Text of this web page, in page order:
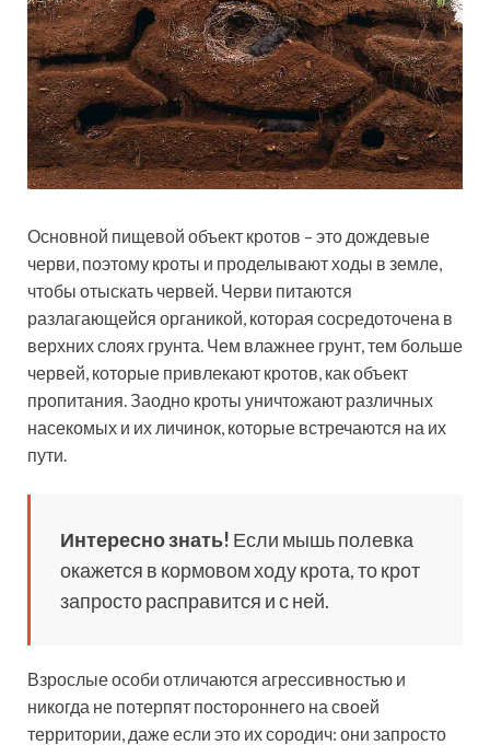
Основной пищевой объект кротов – это дождевые
черви, поэтому кроты и проделывают ходы в земле,
чтобы отыскать червей. Черви питаются
разлагающейся органикой, которая сосредоточена в
верхних слоях грунта. Чем влажнее грунт, тем больше
червей, которые привлекают кротов, как объект
пропитания. Заодно кроты уничтожают различных
насекомых и их личинок, которые встречаются на их
пути.
Интересно знать! Если мышь полевка
окажется в кормовом ходу крота, то крот
запросто расправится и с ней.
Взрослые особи отличаются агрессивностью и
никогда не потерпят постороннего на своей
территории, даже если это их сородич: они запросто